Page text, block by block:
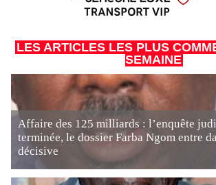
LES ARTICLES LES PLUS
SEMAINE
Affaire des 125 milliards : l’enquête
terminée, le dossier Farba Ngom entre
décisive